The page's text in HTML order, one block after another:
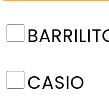
CASIO